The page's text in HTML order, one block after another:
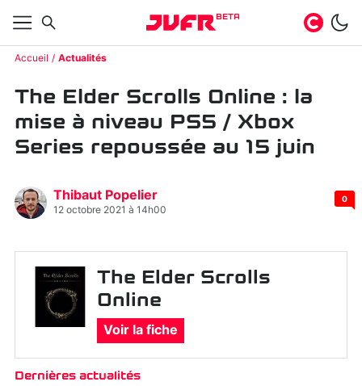
BETA
Accueil Actualités
The Elder Scrolls Online : la
mise à niveau PS5 / Xbox
Series repoussée au 15 juin
Thibaut Popelier
12 octobre 2021 à 14h00
0
The Elder Scrolls
Online
Voir la fiche
Dernières actualités